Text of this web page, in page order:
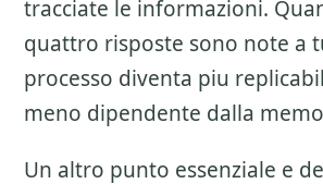
tracciate le informazioni.
quattro risposte sono note a
processo diventa piu
meno dipendente dalla
Un altro punto essenziale e